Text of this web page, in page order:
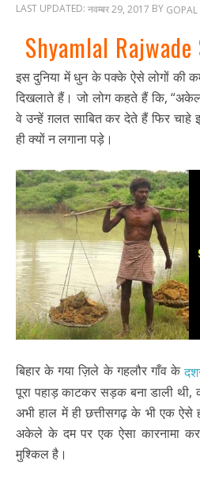
LAST UPDATED: नवम्बर 29, 2017 BY GOPAL
Shyamlal
इस दुनिया में धुन के पक्के ऐसे लोगों की
दिखलाते हैं। जो लोग कहते हैं कि,
वे उन्हें ग़लत साबित कर देते हैं फिर चाहे
ही क्यों न लगाना पड़े।
बिहार के गया ज़िले के गहलौर गाँव के
पूरा पहाड़ काटकर सड़क बना डाली
अभी हाल में ही छत्तीसगढ़ के भी एक
अकेले के दम पर एक ऐसा कारनामा कर
मुश्किल है।